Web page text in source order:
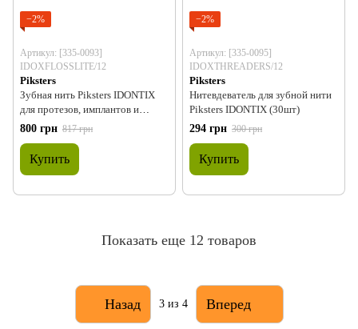
−2%
Артикул: [335-0093]
IDOXFLOSSLITE/12
Piksters
Зубная нить Piksters IDONTIX
для протезов, имплантов и
брекетов, голубая, 30м
800 грн 817 грн
Купить
−2%
Артикул: [335-0095]
IDOXTHREADERS/12
Piksters
Нитевдеватель для зубной нити
Piksters IDONTIX (30шт)
294 грн 300 грн
Купить
Показать еще 12 товаров
Назад 3из 4 Вперед